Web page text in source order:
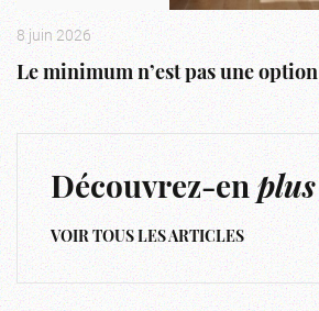
8 juin 2026
Le minimum n’est pas une option
Découvrez-enplus
VOIR TOUS LES ARTICLES